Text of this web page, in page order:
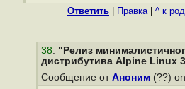
Ответить Правка| ^ к
38. "Релиз
дистрибутива Alpine Linux
Сообщение от Аноним (??)